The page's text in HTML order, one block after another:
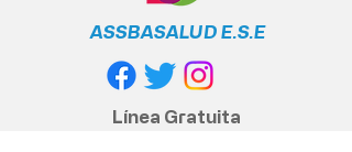
ASSBASALUD E.S.E
Línea Gratuita